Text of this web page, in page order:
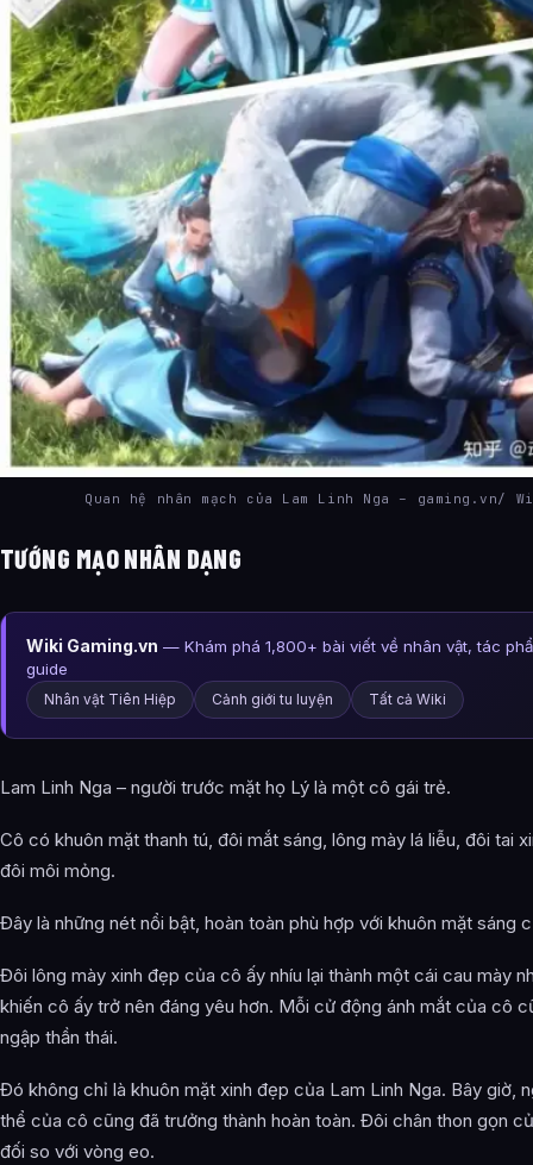
Quan hệ nhân mạch của Lam Linh Nga – gaming.vn/
TƯỚNG MẠO NHÂN DẠNG
Wiki Gaming.vn — Khám phá 1,800+ bài viết về nhân vật, tác
guide
Nhân vật Tiên Hiệp Cảnh giới tu luyện Tất cả Wiki
Lam Linh Nga – người trước mặt họ Lý là một cô gái trẻ.
Cô có khuôn mặt thanh tú, đôi mắt sáng, lông mày lá liễu, đôi tai
đôi môi mỏng.
Đây là những nét nổi bật, hoàn toàn phù hợp với khuôn mặt sáng
Đôi lông mày xinh đẹp của cô ấy nhíu lại thành một cái cau mày
khiến cô ấy trở nên đáng yêu hơn. Mỗi cử động ánh mắt của cô
ngập thần thái.
Đó không chỉ là khuôn mặt xinh đẹp của Lam Linh Nga. Bây giờ,
thể của cô cũng đã trưởng thành hoàn toàn. Đôi chân thon gọn
đối so với vòng eo.